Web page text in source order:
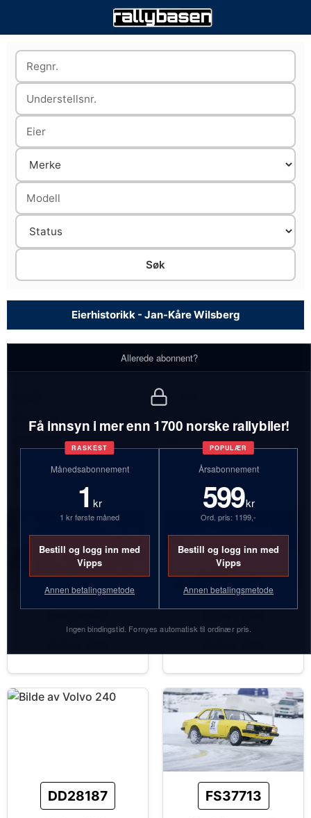
Eierhistorikk - Jan-Kåre Wilsberg
Allerede abonnent?
Få innsyn i mer enn 1700 norske rallybiler!
RASKEST
Månedsabonnement
1 kr
1 kr første måned
Bestill og logg inn med
Vipps
Annen betalingsmetode
POPULÆR
Årsabonnement
599kr
Ord. pris: 1199,-
Bestill og logg inn med
Vipps
Annen betalingsmetode
Ingen bindingstid. Fornyes automatisk til ordinær pris.
Eierhistorikk - Jan-Kåre Wilsberg
21 biler
Bilmerker:
Aktive biler:
DD28187 FS37713